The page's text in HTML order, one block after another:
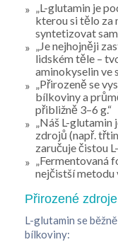
„L-glutamin je
kterou si tělo za
syntetizovat
„Je nejhojněji
lidském těle –
aminokyselin ve
„Přirozeně se
bílkoviny a
přibližně 3–6 g.“
„Náš L-
zdrojů (např.
zaručuje čistou
„Fermentovaná
nejčistší metodu
Přirozené
L-glutamin se
bílkoviny: